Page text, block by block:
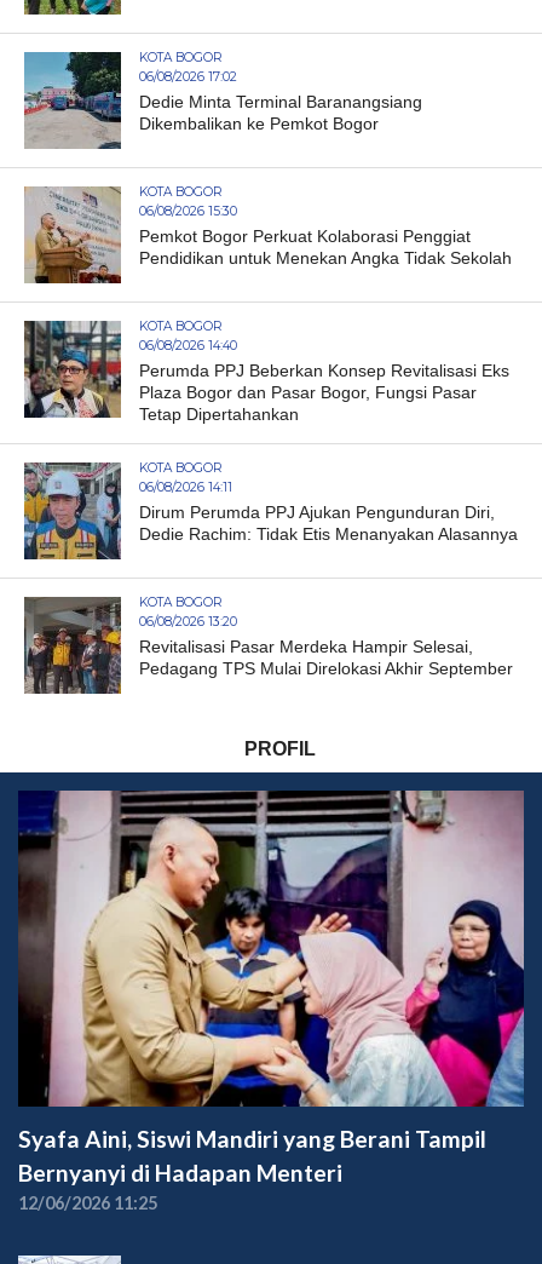
KOTA BOGOR
06/08/2026 17:02
Dedie Minta Terminal Baranangsiang
Dikembalikan ke Pemkot Bogor
KOTA BOGOR
06/08/2026 15:30
Pemkot Bogor Perkuat Kolaborasi Penggiat
Pendidikan untuk Menekan Angka Tidak Sekolah
KOTA BOGOR
06/08/2026 14:40
Perumda PPJ Beberkan Konsep Revitalisasi Eks
Plaza Bogor dan Pasar Bogor, Fungsi Pasar
Tetap Dipertahankan
KOTA BOGOR
06/08/2026 14:11
Dirum Perumda PPJ Ajukan Pengunduran Diri,
Dedie Rachim: Tidak Etis Menanyakan Alasannya
KOTA BOGOR
06/08/2026 13:20
Revitalisasi Pasar Merdeka Hampir Selesai,
Pedagang TPS Mulai Direlokasi Akhir September
PROFIL
Syafa Aini, Siswi Mandiri yang Berani Tampil
Bernyanyi di Hadapan Menteri
12/06/2026 11:25